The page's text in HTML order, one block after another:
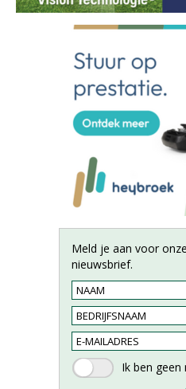
Meld je aan voor
nieuwsbrief.